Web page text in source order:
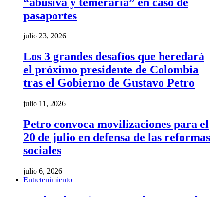
pasaportes
julio 23, 2026
Los 3 grandes desafíos que heredará
el próximo presidente de Colombia
tras el Gobierno de Gustavo Petro
julio 11, 2026
Petro convoca movilizaciones para el
20 de julio en defensa de las reformas
sociales
julio 6, 2026
Entretenimiento